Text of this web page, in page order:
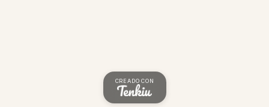
CREADO CON